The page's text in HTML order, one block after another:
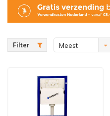
Filter
Meest